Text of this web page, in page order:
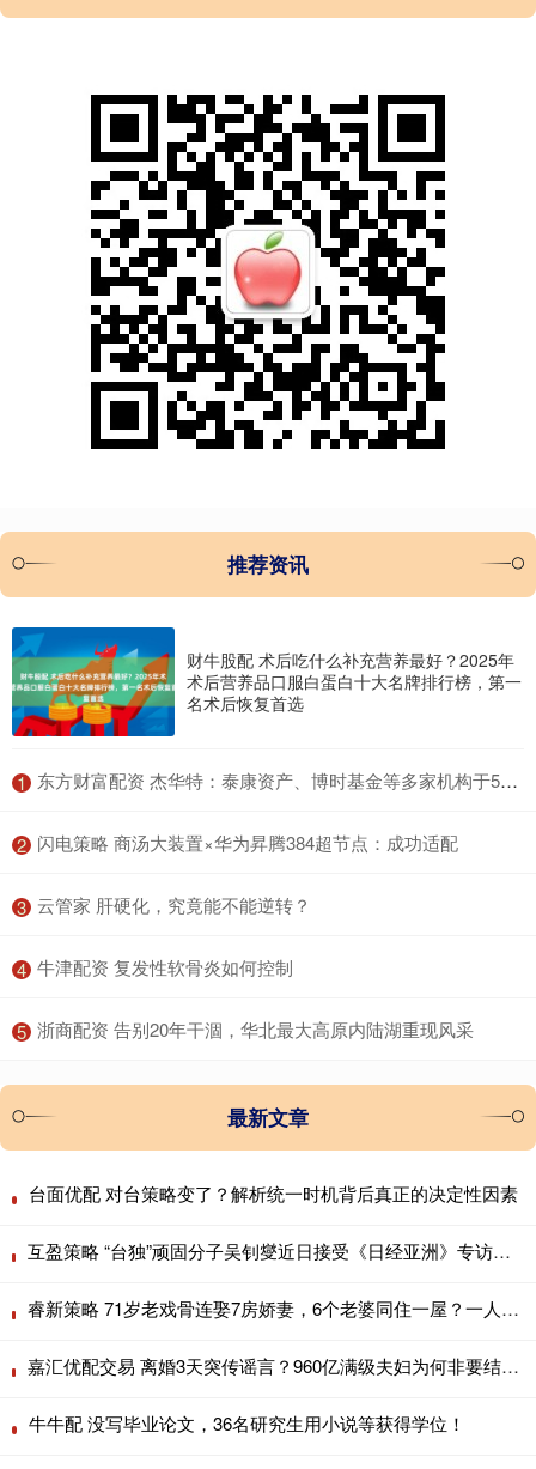
推荐资讯
财牛股配 术后吃什么补充营养最好？2025年
术后营养品口服白蛋白十大名牌排行榜，第一
名术后恢复首选
1 ​东方财富配资 杰华特：泰康资产、博时基金等多家机构于5月23日调研我司
2 ​闪电策略 商汤大装置×华为昇腾384超节点：成功适配
3 ​云管家 肝硬化，究竟能不能逆转？
4 ​牛津配资 复发性软骨炎如何控制
5 ​浙商配资 告别20年干涸，华北最大高原内陆湖重现风采
最新文章
台面优配 对台策略变了？解析统一时机背后真正的决定性因素
互盈策略 “台独”顽固分子吴钊燮近日接受《日经亚洲》专访时狂妄声称，“台湾正分
睿新策略 71岁老戏骨连娶7房娇妻，6个老婆同住一屋？一人每月7万零花
嘉汇优配交易 离婚3天突传谣言？960亿满级夫妇为何非要结束神仙婚姻？
牛牛配 没写毕业论文，36名研究生用小说等获得学位！